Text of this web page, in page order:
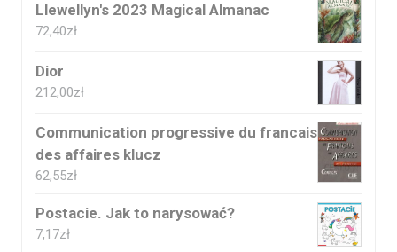
Llewellyn's 2023 Magical Almanac
72,40zł
Dior
212,00zł
Communication progressive du francais
des affaires klucz
62,55zł
Postacie. Jak to narysować?
7,17zł